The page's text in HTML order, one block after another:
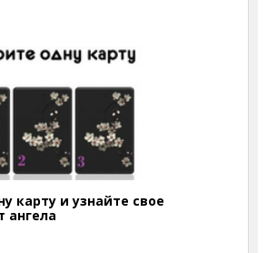
карту и узнайте свое
ангела